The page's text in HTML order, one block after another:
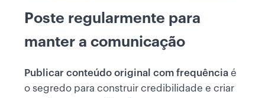
Poste regularmente para
manter a comunicação
Publicar conteúdo original com frequência é
o segredo para construir credibilidade e criar